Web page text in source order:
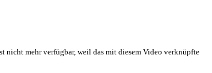
nicht mehr verfügbar, weil das mit diesem Video verknüpfte